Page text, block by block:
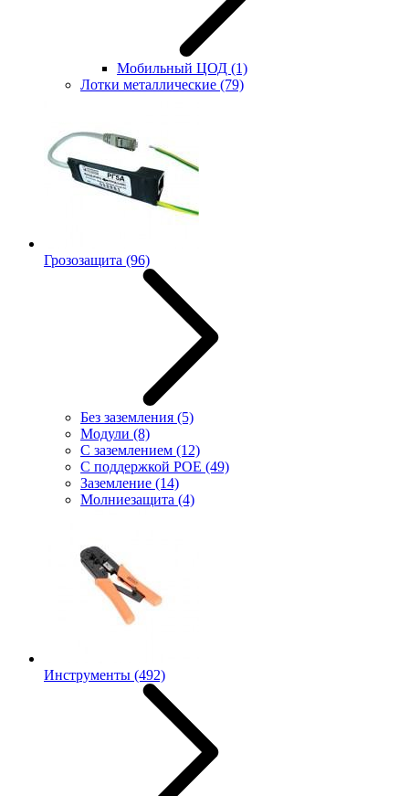
Мобильный ЦОД (1)
Лотки металлические (79)
Грозозащита (96)
Без заземления (5)
Модули (8)
С заземлением (12)
С поддержкой POE (49)
Заземление (14)
Молниезащита (4)
Инструменты (492)